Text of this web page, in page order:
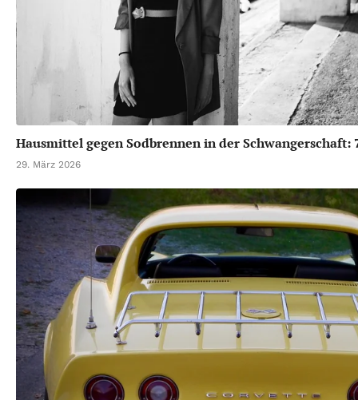
Hausmittel gegen Sodbrennen in der Schwangerschaft:
29. März 2026